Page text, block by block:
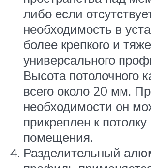
либо если
необходимость в
более крепкого и
универсального
Высота потолочного
всего около 20 мм.
необходимости он
прикреплен к
помещения.
Разделительный